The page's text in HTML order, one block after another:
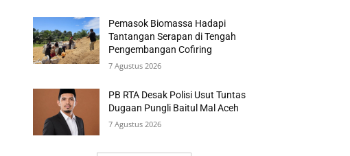
Pemasok Biomassa Hadapi
Tantangan Serapan di Tengah
Pengembangan Cofiring
7 Agustus 2026
PB RTA Desak Polisi Usut Tuntas
Dugaan Pungli Baitul Mal Aceh
7 Agustus 2026